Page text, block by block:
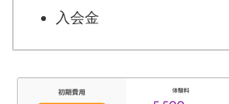
入会金